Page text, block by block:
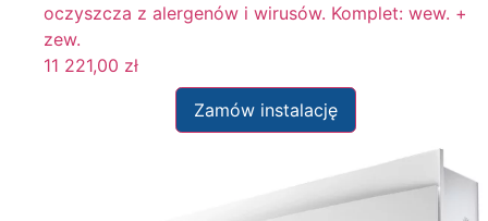
oczyszcza z alergenów i wirusów. Komplet: wew. +
zew.
11 221,00 zł
Zamów instalację